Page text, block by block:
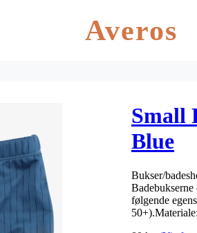
Averos
Small
Blue
Bukser/
følgende